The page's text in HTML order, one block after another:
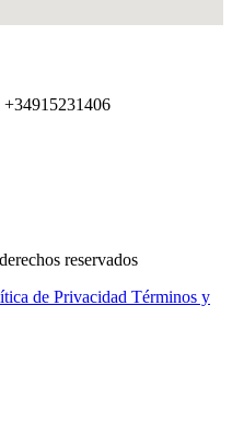
reservados
de Privacidad Términos y